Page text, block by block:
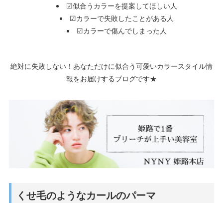
☑似合うカラーを提案してほしい人
☑カラーで失敗したことがある人
☑カラーで傷んでしまった人
絶対に失敗しない！あなただけに似合う可愛いカラースタイル情
報をお届けするブログです★
くせ毛のようなカールのパーマ